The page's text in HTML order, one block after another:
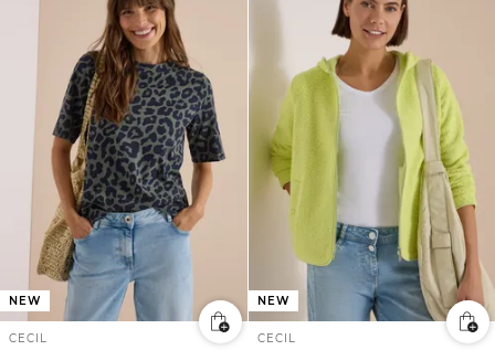
NEW
CECIL
NEW
CECIL